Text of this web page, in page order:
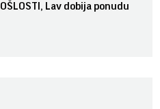
Lav dobija ponudu